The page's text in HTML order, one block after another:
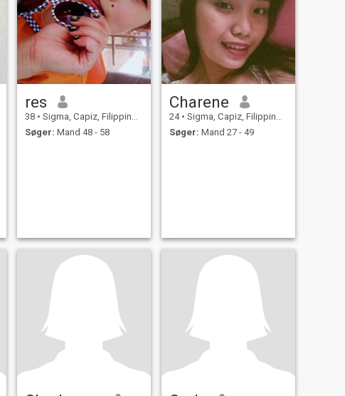
res
38 • Sigma, Capiz, Filippinerne
Søger: Mand 48 - 58
Charene
24 • Sigma, Capiz, Filippinerne
Søger: Mand 27 - 49